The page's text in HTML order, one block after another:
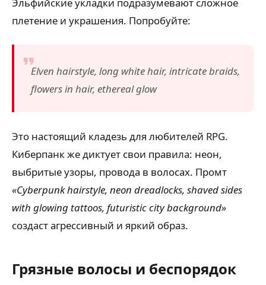
Эльфийские укладки подразумевают сложное
плетение и украшения. Попробуйте:
Elven hairstyle, long white hair, intricate braids,
flowers in hair, ethereal glow
Это настоящий кладезь для любителей RPG.
Киберпанк же диктует свои правила: неон,
выбритые узоры, провода в волосах. Промт
«Cyberpunk hairstyle, neon dreadlocks, shaved sides
with glowing tattoos, futuristic city background»
создаст агрессивный и яркий образ.
Грязные волосы и беспорядок